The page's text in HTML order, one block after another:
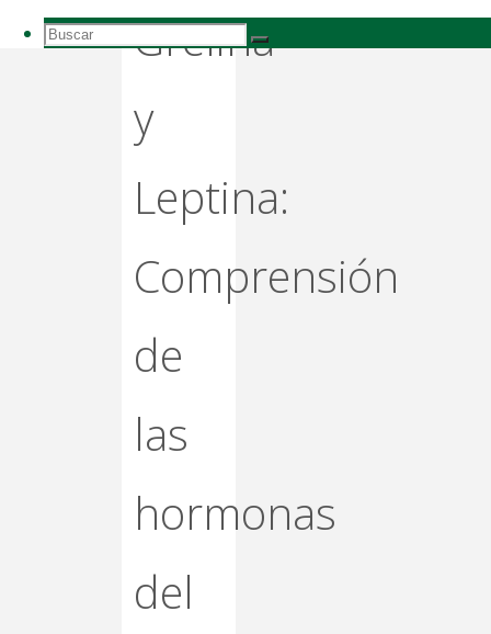
Buscar
Buscar:
Buscar
adelgazar
Grelina
y
Leptina:
Comprensión
de
las
hormonas
del